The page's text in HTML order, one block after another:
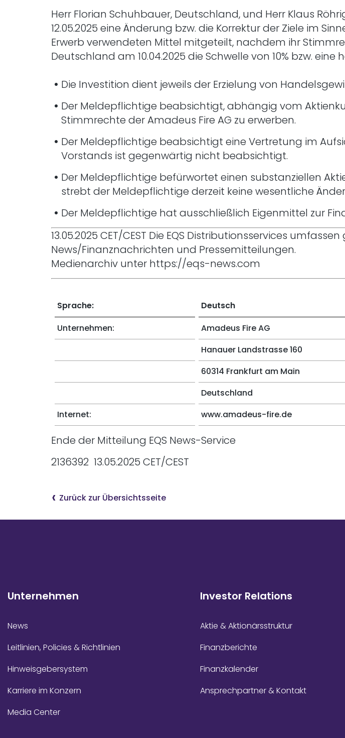
Herr Florian Schuhbauer, Deutschland, und Herr Klaus
12.05.2025 eine Änderung bzw. die Korrektur der Ziele im
Erwerb verwendeten Mittel mitgeteilt, nachdem ihr
Deutschland am 10.04.2025 die Schwelle von 10% bzw.
Die Investition dient jeweils der Erzielung von
Der Meldepflichtige beabsichtigt, abhängig vom
Stimmrechte der Amadeus Fire AG zu erwerben.
Der Meldepflichtige beabsichtigt eine Vertretung im
Vorstands ist gegenwärtig nicht beabsichtigt.
Der Meldepflichtige befürwortet einen substanziellen
strebt der Meldepflichtige derzeit keine wesentliche
Der Meldepflichtige hat ausschließlich Eigenmittel zur
13.05.2025 CET/CEST Die EQS Distributionsservices
News/Finanznachrichten und Pressemitteilungen.
Medienarchiv unter https://eqs-news.com
Sprache:
Deutsch
Unternehmen:
Amadeus Fire AG
Hanauer Landstrasse 160
60314 Frankfurt am Main
Deutschland
Internet:
www.amadeus-fire.de
Ende der Mitteilung EQS News-Service
2136392 13.05.2025 CET/CEST
Zurück zur Übersichtsseite
Unternehmen
News
Leitlinien, Policies & Richtlinien
Hinweisgebersystem
Karriere im Konzern
Media Center
Investor Relations
Aktie & Aktionärsstruktur
Finanzberichte
Finanzkalender
Ansprechpartner & Kontakt